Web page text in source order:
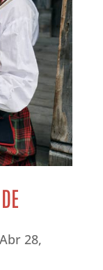
Abr 28,